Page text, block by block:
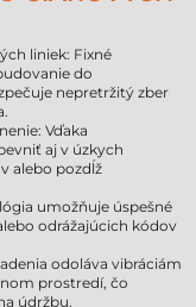
liniek: Fixné
do
nepretržitý zber
Vďaka
aj v úzkych
alebo pozdĺž
umožňuje úspešné
odrážajúcich kódov
odoláva vibráciám
prostredí, čo
údržbu.